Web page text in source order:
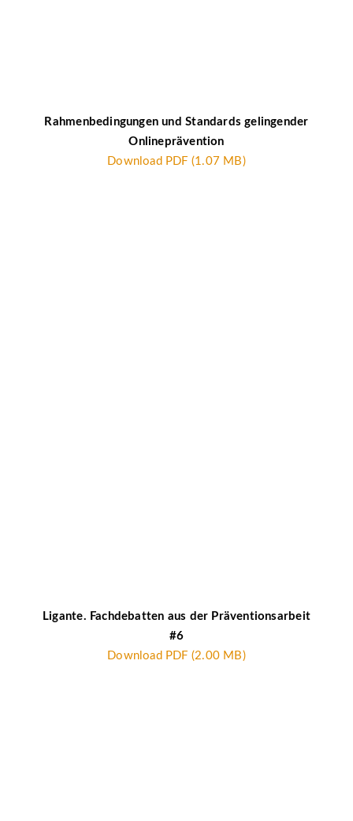
Rahmenbedingungen und Standards gelingender
Onlineprävention
Download PDF (1.07 MB)
Ligante. Fachdebatten aus der Präventionsarbeit
#6
Download PDF (2.00 MB)